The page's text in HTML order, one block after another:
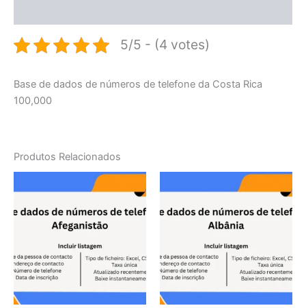
5/5 - (4 votes)
Base de dados de números de telefone da Costa Rica
100,000
Produtos Relacionados